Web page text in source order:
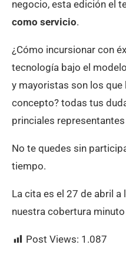
negocio, esta edición el
como servicio.
¿Cómo incursionar con
tecnología bajo el
y mayoristas son los que
concepto? todas tus
princiales
No te quedes sin
tiempo.
La cita es el 27 de abril
nuestra cobertura
Post Views: 1.087